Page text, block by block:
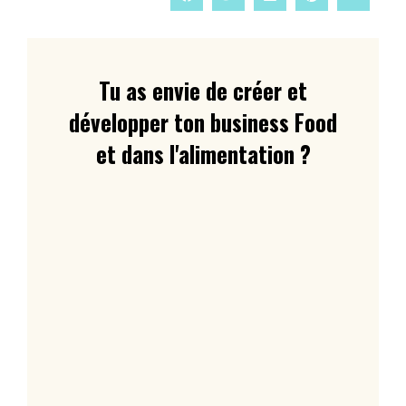
Tu as envie de créer et
développer ton business Food
et dans l'alimentation ?